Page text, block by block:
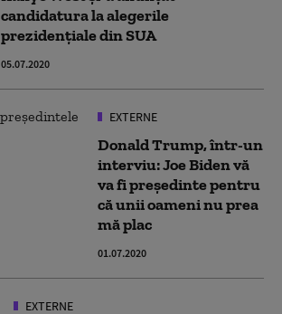
candidatura la alegerile
prezidențiale din SUA
05.07.2020
EXTERNE
Donald Trump, într-un
interviu: Joe Biden vă
va fi președinte pentru
că unii oameni nu prea
mă plac
01.07.2020
EXTERNE